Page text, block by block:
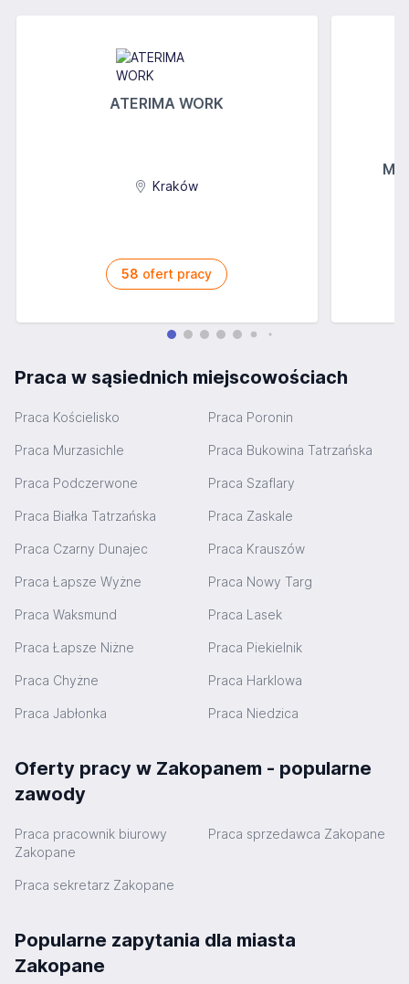
ATERIMA WORK
Kraków
58 ofert pracy
Praca w sąsiednich miejscowościach
Praca Kościelisko Praca Poronin
Praca Murzasichle Praca Bukowina Tatrzańska
Praca Podczerwone Praca Szaflary
Praca Białka Tatrzańska Praca Zaskale
Praca Czarny Dunajec Praca Krauszów
Praca Łapsze Wyżne Praca Nowy Targ
Praca Waksmund Praca Lasek
Praca Łapsze Niżne Praca Piekielnik
Praca Chyżne Praca Harklowa
Praca Jabłonka Praca Niedzica
Oferty pracy w Zakopanem - popularne
zawody
Praca pracownik biurowy
Zakopane
Praca sprzedawca Zakopane
Praca sekretarz Zakopane
Popularne zapytania dla miasta
Zakopane